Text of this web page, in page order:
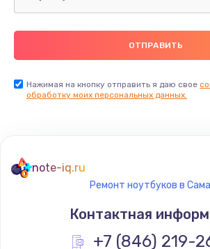
Нажимая на кнопку отправить я даю свое
обработку моих персональных данных.
note-iq.ru
Ремонт ноутбуков в
Контактная
+7 (846) 219-